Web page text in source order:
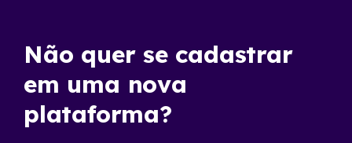
Não quer se cadastrar
em uma nova
plataforma?